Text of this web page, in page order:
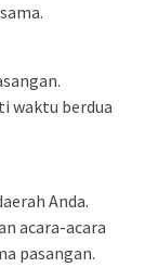
waktu berdua
Anda.
acara-acara
pasangan.